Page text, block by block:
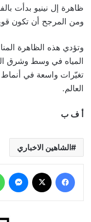
ظاهرة إل نينيو بدأت
ومن المرجح أن تكون
وتؤدي هذه الظاهرة
المياه في وسط وشرق
تغيّرات واسعة في
العالم.
أ ف ب
الشاهين الاخباري
فيسبوك